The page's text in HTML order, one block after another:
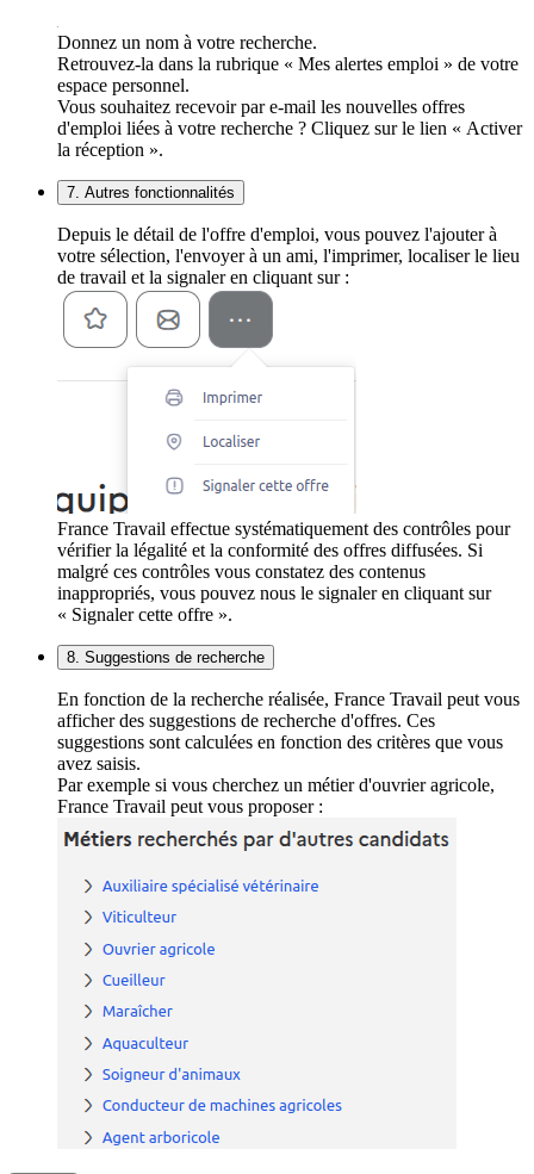
Donnez un nom à votre recherche.
Retrouvez-la dans la rubrique « Mes alertes emploi » de votre
espace personnel.
Vous souhaitez recevoir par e-mail les nouvelles offres
d'emploi liées à votre recherche ? Cliquez sur le lien « Activer
la réception ».
7. Autres fonctionnalités
Depuis le détail de l'offre d'emploi, vous pouvez l'ajouter à
votre sélection, l'envoyer à un ami, l'imprimer, localiser le lieu
de travail et la signaler en cliquant sur :
France Travail effectue systématiquement des contrôles pour
vérifier la légalité et la conformité des offres diffusées. Si
malgré ces contrôles vous constatez des contenus
inappropriés, vous pouvez nous le signaler en cliquant sur
« Signaler cette offre ».
8. Suggestions de recherche
En fonction de la recherche réalisée, France Travail peut vous
afficher des suggestions de recherche d'offres. Ces
suggestions sont calculées en fonction des critères que vous
avez saisis.
Par exemple si vous cherchez un métier d'ouvrier agricole,
France Travail peut vous proposer :